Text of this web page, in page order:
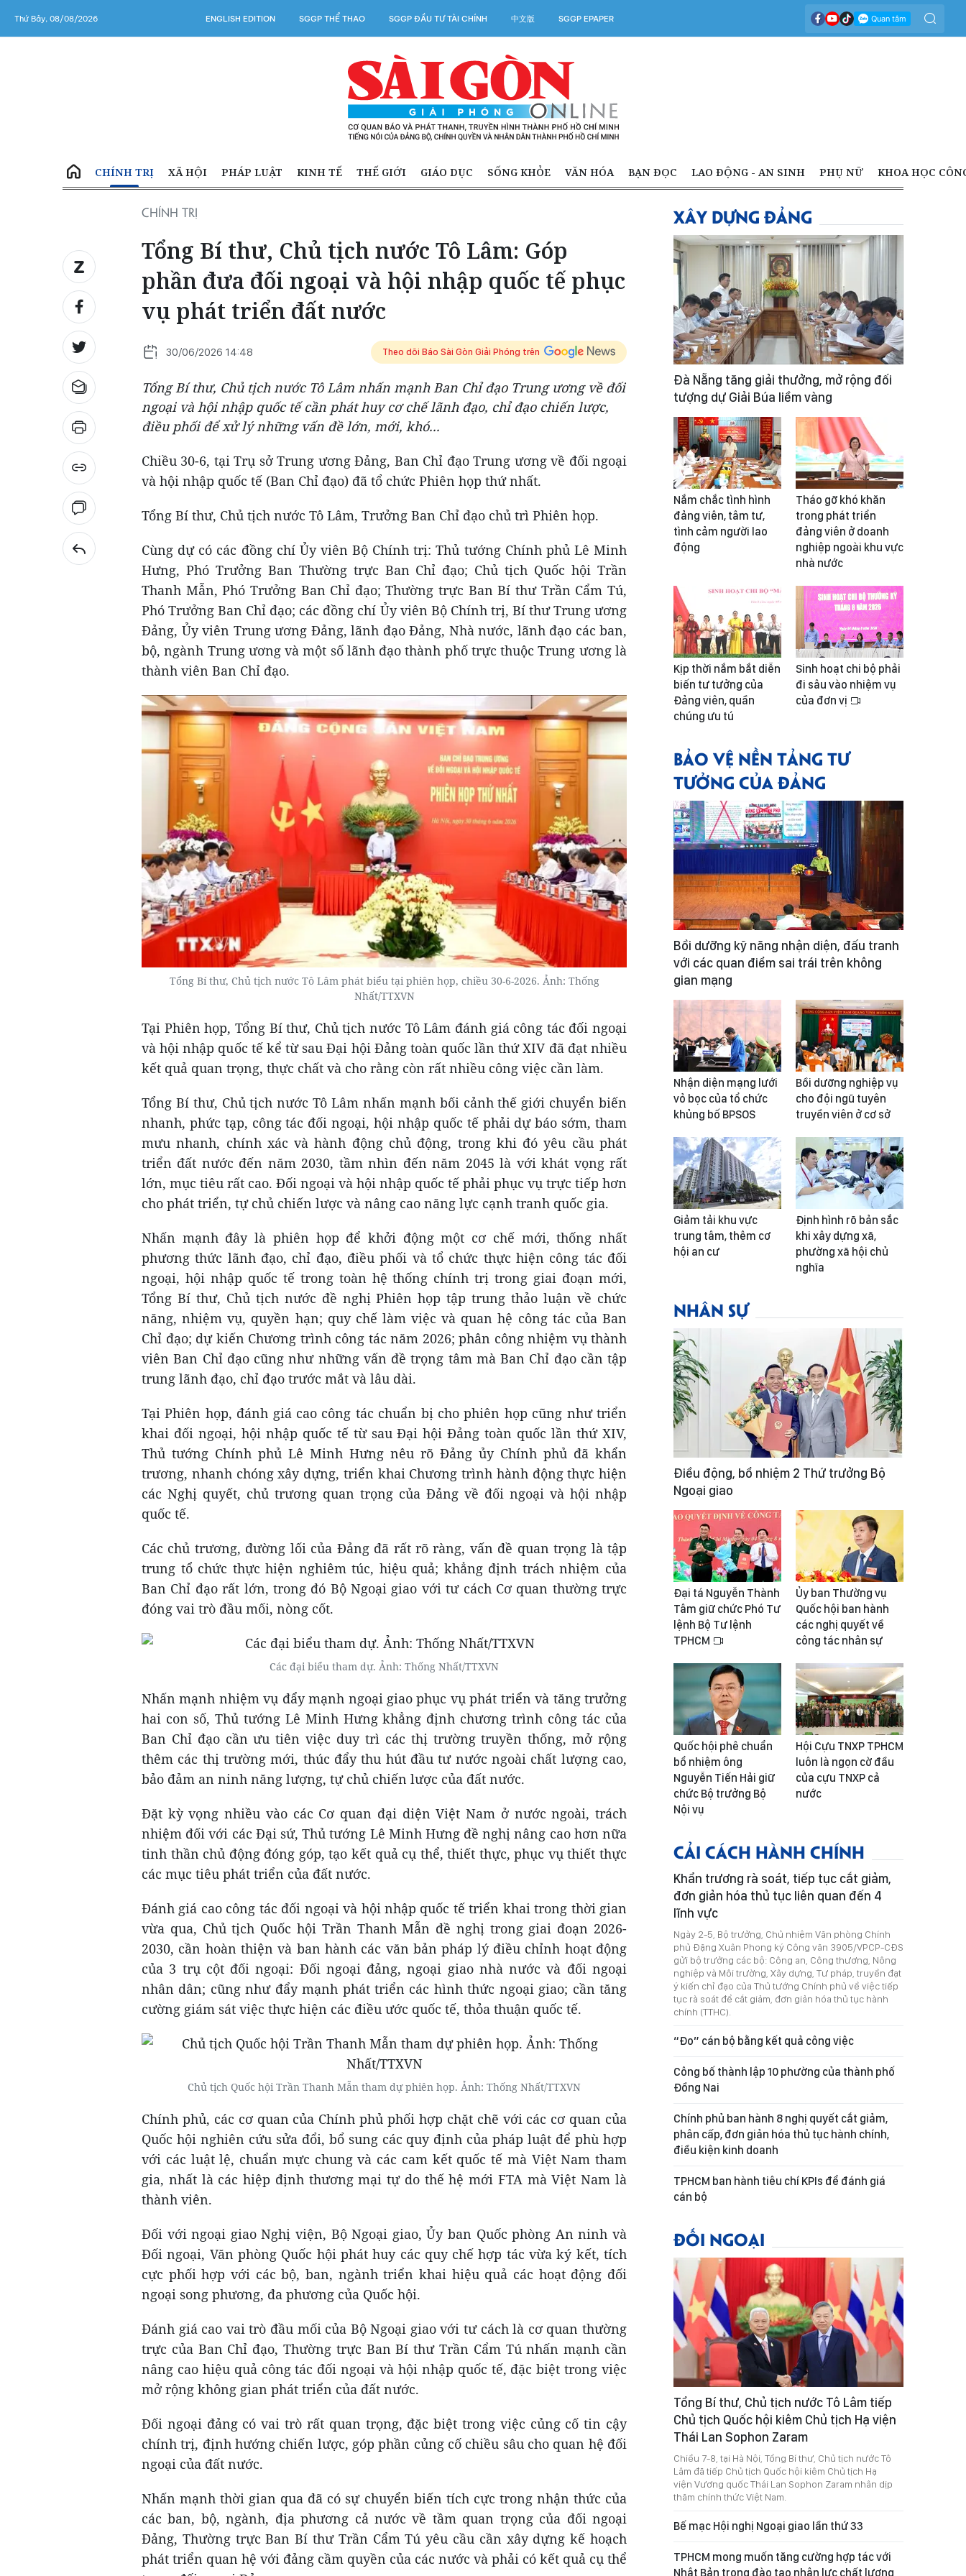
Thứ Bảy, 08/08/2026 ENGLISH EDITION SGGP THỂ THAO SGGP ĐẦU TƯ TÀI CHÍNH 中文版 SGGP EPAPER
CHÍNH TRỊ XÃ HỘI PHÁP LUẬT KINH TẾ THẾ GIỚI GIÁO DỤC SỐNG KHỎE VĂN HÓA BẠN ĐỌC LAO ĐỘNG - AN SINH PHỤ NỮ KHOA HỌC
CHÍNH TRỊ
Tổng Bí thư, Chủ tịch nước Tô Lâm: Góp
phần đưa đối ngoại và hội nhập quốc tế phục
vụ phát triển đất nước
30/06/2026 14:48 Theo dõi Báo Sài Gòn Giải Phóng trên
Tổng Bí thư, Chủ tịch nước Tô Lâm nhấn mạnh Ban Chỉ đạo Trung ương về đối
ngoại và hội nhập quốc tế cần phát huy cơ chế lãnh đạo, chỉ đạo chiến lược,
điều phối để xử lý những vấn đề lớn, mới, khó...
Chiều 30-6, tại Trụ sở Trung ương Đảng, Ban Chỉ đạo Trung ương về đối ngoại
và hội nhập quốc tế (Ban Chỉ đạo) đã tổ chức Phiên họp thứ nhất.
Tổng Bí thư, Chủ tịch nước Tô Lâm, Trưởng Ban Chỉ đạo chủ trì Phiên họp.
Cùng dự có các đồng chí Ủy viên Bộ Chính trị: Thủ tướng Chính phủ Lê Minh
Hưng, Phó Trưởng Ban Thường trực Ban Chỉ đạo; Chủ tịch Quốc hội Trần
Thanh Mẫn, Phó Trưởng Ban Chỉ đạo; Thường trực Ban Bí thư Trần Cẩm Tú,
Phó Trưởng Ban Chỉ đạo; các đồng chí Ủy viên Bộ Chính trị, Bí thư Trung ương
Đảng, Ủy viên Trung ương Đảng, lãnh đạo Đảng, Nhà nước, lãnh đạo các ban,
bộ, ngành Trung ương và một số lãnh đạo thành phố trực thuộc Trung ương là
thành viên Ban Chỉ đạo.
Tổng Bí thư, Chủ tịch nước Tô Lâm phát biểu tại phiên họp, chiều 30-6-2026. Ảnh: Thống
Nhất/TTXVN
Tại Phiên họp, Tổng Bí thư, Chủ tịch nước Tô Lâm đánh giá công tác đối ngoại
và hội nhập quốc tế kể từ sau Đại hội Đảng toàn quốc lần thứ XIV đã đạt nhiều
kết quả quan trọng, thực chất và cho rằng còn rất nhiều công việc cần làm.
Tổng Bí thư, Chủ tịch nước Tô Lâm nhấn mạnh bối cảnh thế giới chuyển biến
nhanh, phức tạp, công tác đối ngoại, hội nhập quốc tế phải dự báo sớm, tham
mưu nhanh, chính xác và hành động chủ động, trong khi đó yêu cầu phát
triển đất nước đến năm 2030, tầm nhìn đến năm 2045 là với khát vọng rất
lớn, mục tiêu rất cao. Đối ngoại và hội nhập quốc tế phải phục vụ trực tiếp hơn
cho phát triển, tự chủ chiến lược và nâng cao năng lực cạnh tranh quốc gia.
Nhấn mạnh đây là phiên họp để khởi động một cơ chế mới, thống nhất
phương thức lãnh đạo, chỉ đạo, điều phối và tổ chức thực hiện công tác đối
ngoại, hội nhập quốc tế trong toàn hệ thống chính trị trong giai đoạn mới,
Tổng Bí thư, Chủ tịch nước đề nghị Phiên họp tập trung thảo luận về chức
năng, nhiệm vụ, quyền hạn; quy chế làm việc và quan hệ công tác của Ban
Chỉ đạo; dự kiến Chương trình công tác năm 2026; phân công nhiệm vụ thành
viên Ban Chỉ đạo cũng như những vấn đề trọng tâm mà Ban Chỉ đạo cần tập
trung lãnh đạo, chỉ đạo trước mắt và lâu dài.
Tại Phiên họp, đánh giá cao công tác chuẩn bị cho phiên họp cũng như triển
khai đối ngoại, hội nhập quốc tế từ sau Đại hội Đảng toàn quốc lần thứ XIV,
Thủ tướng Chính phủ Lê Minh Hưng nêu rõ Đảng ủy Chính phủ đã khẩn
trương, nhanh chóng xây dựng, triển khai Chương trình hành động thực hiện
các Nghị quyết, chủ trương quan trọng của Đảng về đối ngoại và hội nhập
quốc tế.
Các chủ trương, đường lối của Đảng đã rất rõ ràng, vấn đề quan trọng là tập
trung tổ chức thực hiện nghiêm túc, hiệu quả; khẳng định trách nhiệm của
Ban Chỉ đạo rất lớn, trong đó Bộ Ngoại giao với tư cách Cơ quan thường trực
đóng vai trò đầu mối, nòng cốt.
Các đại biểu tham dự. Ảnh: Thống Nhất/TTXVN
Nhấn mạnh nhiệm vụ đẩy mạnh ngoại giao phục vụ phát triển và tăng trưởng
hai con số, Thủ tướng Lê Minh Hưng khẳng định chương trình công tác của
Ban Chỉ đạo cần ưu tiên việc duy trì các thị trường truyền thống, mở rộng
thêm các thị trường mới, thúc đẩy thu hút đầu tư nước ngoài chất lượng cao,
bảo đảm an ninh năng lượng, tự chủ chiến lược của đất nước.
Đặt kỳ vọng nhiều vào các Cơ quan đại diện Việt Nam ở nước ngoài, trách
nhiệm đối với các Đại sứ, Thủ tướng Lê Minh Hưng đề nghị nâng cao hơn nữa
tinh thần chủ động đóng góp, tạo kết quả cụ thể, thiết thực, phục vụ thiết thực
các mục tiêu phát triển của đất nước.
Đánh giá cao công tác đối ngoại và hội nhập quốc tế triển khai trong thời gian
vừa qua, Chủ tịch Quốc hội Trần Thanh Mẫn đề nghị trong giai đoạn 2026-
2030, cần hoàn thiện và ban hành các văn bản pháp lý điều chỉnh hoạt động
của 3 trụ cột đối ngoại: Đối ngoại đảng, ngoại giao nhà nước và đối ngoại
nhân dân; cũng như đẩy mạnh phát triển các hình thức ngoại giao; cần tăng
cường giám sát việc thực hiện các điều ước quốc tế, thỏa thuận quốc tế.
Chủ tịch Quốc hội Trần Thanh Mẫn tham dự phiên họp. Ảnh: Thống Nhất/TTXVN
Chính phủ, các cơ quan của Chính phủ phối hợp chặt chẽ với các cơ quan của
Quốc hội nghiên cứu sửa đổi, bổ sung các quy định của pháp luật để phù hợp
với các luật lệ, chuẩn mực chung và các cam kết quốc tế mà Việt Nam tham
gia, nhất là các hiệp định thương mại tự do thế hệ mới FTA mà Việt Nam là
thành viên.
Đối với ngoại giao Nghị viện, Bộ Ngoại giao, Ủy ban Quốc phòng An ninh và
Đối ngoại, Văn phòng Quốc hội phát huy các quy chế hợp tác vừa ký kết, tích
cực phối hợp với các bộ, ban, ngành triển khai hiệu quả các hoạt động đối
ngoại song phương, đa phương của Quốc hội.
Đánh giá cao vai trò đầu mối của Bộ Ngoại giao với tư cách là cơ quan thường
trực của Ban Chỉ đạo, Thường trực Ban Bí thư Trần Cẩm Tú nhấn mạnh cần
nâng cao hiệu quả công tác đối ngoại và hội nhập quốc tế, đặc biệt trong việc
mở rộng không gian phát triển của đất nước.
Đối ngoại đảng có vai trò rất quan trọng, đặc biệt trong việc củng cố tin cậy
chính trị, định hướng chiến lược, góp phần củng cố chiều sâu cho quan hệ đối
ngoại của đất nước.
Nhấn mạnh thời gian qua đã có sự chuyển biến tích cực trong nhận thức của
các ban, bộ, ngành, địa phương cả nước về tầm quan trọng của đối ngoại
Đảng, Thường trực Ban Bí thư Trần Cẩm Tú yêu cầu cần xây dựng kế hoạch
phát triển quan hệ với đảng cầm quyền của các nước và phải có kết quả cụ thể
XÂY DỰNG ĐẢNG
Đà Nẵng tăng giải thưởng, mở rộng đối
tượng dự Giải Búa liềm vàng
Nắm chắc tình hình
đảng viên, tâm tư,
tình cảm người lao
động
Tháo gỡ khó khăn
trong phát triển
đảng viên ở doanh
nghiệp ngoài khu vực
nhà nước
Kịp thời nắm bắt diễn
biến tư tưởng của
Đảng viên, quần
chúng ưu tú
Sinh hoạt chi bộ phải
đi sâu vào nhiệm vụ
của đơn vị
BẢO VỆ NỀN TẢNG TƯ
TƯỞNG CỦA ĐẢNG
Bồi dưỡng kỹ năng nhận diện, đấu tranh
với các quan điểm sai trái trên không
gian mạng
Nhận diện mạng lưới
vỏ bọc của tổ chức
khủng bố BPSOS
Bồi dưỡng nghiệp vụ
cho đội ngũ tuyên
truyền viên ở cơ sở
Giảm tải khu vực
trung tâm, thêm cơ
hội an cư
Định hình rõ bản sắc
khi xây dựng xã,
phường xã hội chủ
nghĩa
NHÂN SỰ
Điều động, bổ nhiệm 2 Thứ trưởng Bộ
Ngoại giao
Đại tá Nguyễn Thành
Tâm giữ chức Phó Tư
lệnh Bộ Tư lệnh
TPHCM
Ủy ban Thường vụ
Quốc hội ban hành
các nghị quyết về
công tác nhân sự
Quốc hội phê chuẩn
bổ nhiệm ông
Nguyễn Tiến Hải giữ
chức Bộ trưởng Bộ
Nội vụ
Hội Cựu TNXP TPHCM
luôn là ngọn cờ đầu
của cựu TNXP cả
nước
CẢI CÁCH HÀNH CHÍNH
Khẩn trương rà soát, tiếp tục cắt giảm,
đơn giản hóa thủ tục liên quan đến 4
lĩnh vực
Ngày 2-5, Bộ trưởng, Chủ nhiệm Văn phòng Chính
phủ Đặng Xuân Phong ký Công văn 3905/VPCP-CĐS
gửi bộ trưởng các bộ: Công an, Công thương, Nông
nghiệp và Môi trường, Xây dựng, Tư pháp, truyền đạt
ý kiến chỉ đạo của Thủ tướng Chính phủ về việc tiếp
tục rà soát để cắt giảm, đơn giản hóa thủ tục hành
chính (TTHC).
“Đo” cán bộ bằng kết quả công việc
Công bố thành lập 10 phường của thành phố
Đồng Nai
Chính phủ ban hành 8 nghị quyết cắt giảm,
phân cấp, đơn giản hóa thủ tục hành chính,
điều kiện kinh doanh
TPHCM ban hành tiêu chí KPIs để đánh giá
cán bộ
ĐỐI NGOẠI
Tổng Bí thư, Chủ tịch nước Tô Lâm tiếp
Chủ tịch Quốc hội kiêm Chủ tịch Hạ viện
Thái Lan Sophon Zaram
Chiều 7-8, tại Hà Nội, Tổng Bí thư, Chủ tịch nước Tô
Lâm đã tiếp Chủ tịch Quốc hội kiêm Chủ tịch Hạ
viện Vương quốc Thái Lan Sophon Zaram nhân dịp
thăm chính thức Việt Nam.
Bế mạc Hội nghị Ngoại giao lần thứ 33
TPHCM mong muốn tăng cường hợp tác với
Nhật Bản trong đào tạo nhân lực chất lượng